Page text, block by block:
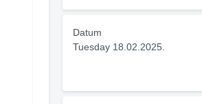
Datum
Tuesday 18.02.2025.